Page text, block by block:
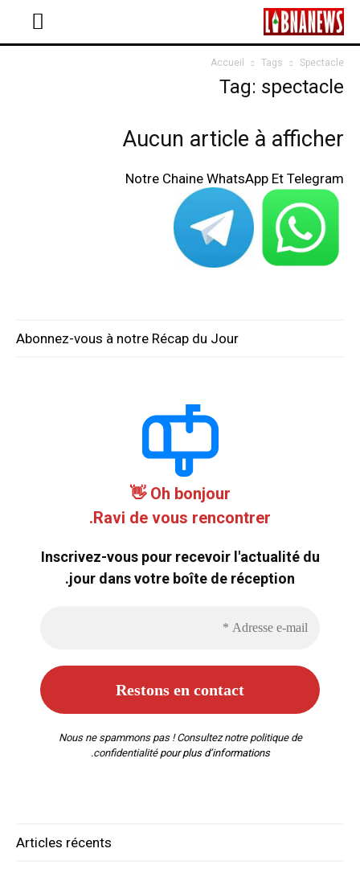
Accueil Tags Spectacle
Tag: spectacle
Aucun article à afficher
Notre Chaine WhatsApp Et Telegram
Abonnez-vous à notre Récap du Jour
Oh bonjour 👋
Ravi de vous rencontrer.
Inscrivez-vous pour recevoir l'actualité du
jour dans votre boîte de réception.
Nous ne spammons pas ! Consultez notre politique de
confidentialitépour plus d’informations.
Articles récents